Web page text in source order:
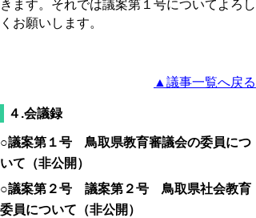
きます。それでは議案第１号についてよろし
くお願いします。
▲議事一覧へ戻る
４.会議録
○議案第１号 鳥取県教育審議会の委員につ
いて（非公開）
○議案第２号 議案第２号 鳥取県社会教育
委員について（非公開）